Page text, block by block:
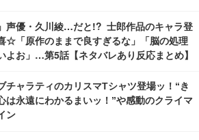
声優・久川綾…だと!? 士郎作品のキャラ登
☆「原作のままで良すぎるな」「脳の処理
よお」…第5話【ネタバレあり反応まとめ】
チャラティのカリスマTシャツ登場ッ！“き
は永遠にわかるまいッ！”や感動のクライマ
ン